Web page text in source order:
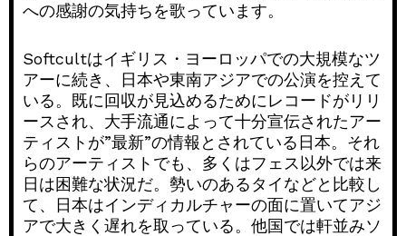
への感謝の気持ちを歌っています。
Softcultはイギリス・ヨーロッパでの大規模なツ
アーに続き、日本や東南アジアでの公演を控えて
いる。既に回収が見込めるためにレコードがリリ
ースされ、大手流通によって十分宣伝されたアー
ティストが”最新”の情報とされている日本。それ
らのアーティストでも、多くはフェス以外では来
日は困難な状況だ。勢いのあるタイなどと比較し
て、日本はインディカルチャーの面に置いてアジ
アで大きく遅れを取っている。他国では軒並みソ